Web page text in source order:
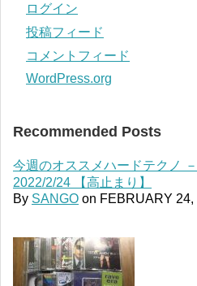
ログイン
投稿フィード
コメントフィード
WordPress.org
Recommended Posts
今週のオススメハードテクノ
2022/2/24 【高止まり】
By SANGO on FEBRUARY 24,